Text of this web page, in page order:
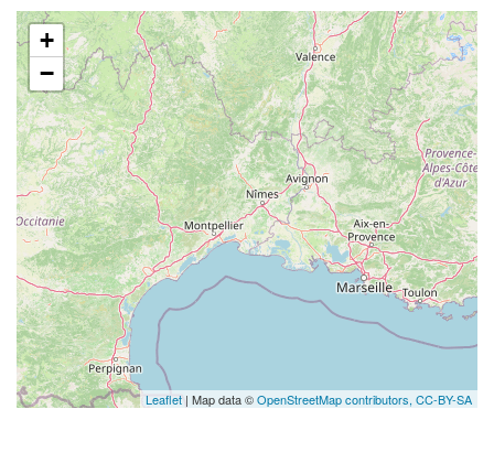
+
−
Leaflet | Map data ©OpenStreetMap contributors, CC-BY-SA